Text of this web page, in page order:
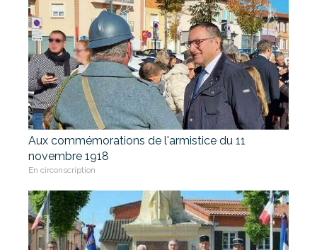
Aux commémorations de l'armistice du 11
novembre 1918
En circonscription